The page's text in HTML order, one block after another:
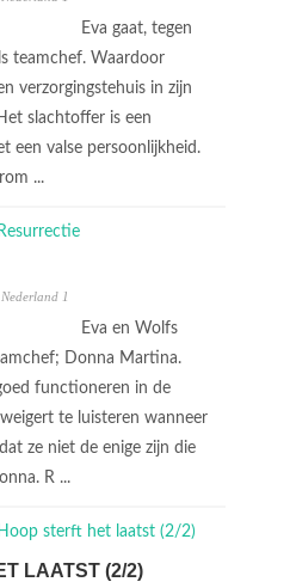
Eva gaat, tegen
teamchef. Waardoor
verzorgingstehuis in zijn
slachtoffer is een
een valse persoonlijkheid.
...
Nederland 1
Eva en Wolfs
Donna Martina.
functioneren in de
te luisteren wanneer
ze niet de enige zijn die
R ...
LAATST (2/2)